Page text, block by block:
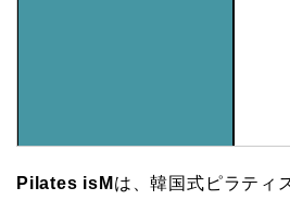
Pilates isM は、韓国式ピラティ